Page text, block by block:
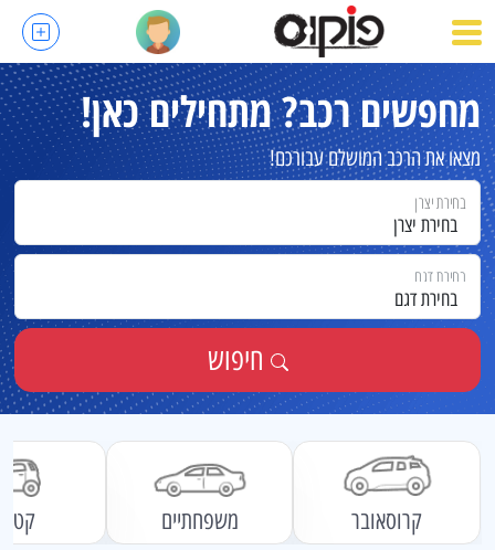
מחפשים רכב?מתחילים כאן!
מצאו את הרכב המושלם עבורכם!
בחירת יצרן
בחירת יצרן
בחירת דגם
בחירת דגם
קרוסאובר משפחתיים